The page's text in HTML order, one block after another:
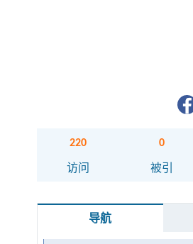
220
访问
0
被引
导航